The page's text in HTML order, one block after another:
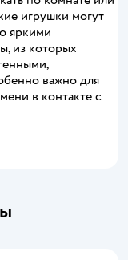
игрушки могут
яркими
из которых
важно для
в контакте с